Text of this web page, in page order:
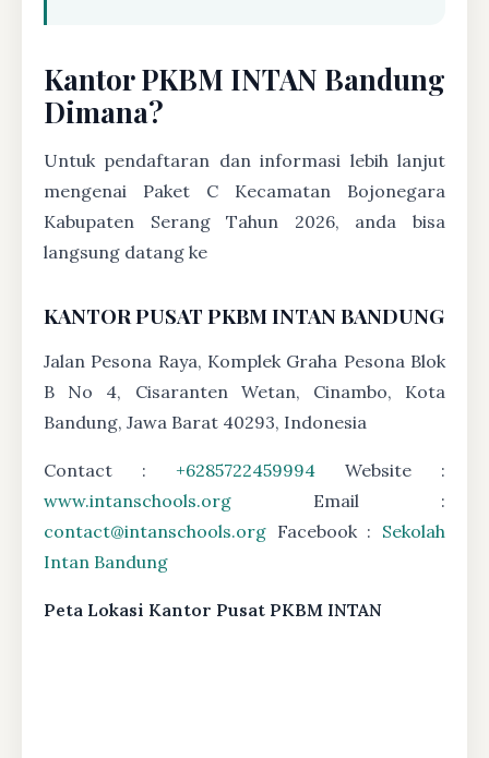
Kantor PKBM INTAN Bandung
Dimana?
Untuk pendaftaran dan informasi lebih lanjut
mengenai Paket C Kecamatan Bojonegara
Kabupaten Serang Tahun 2026, anda bisa
langsung datang ke
KANTOR PUSAT PKBM INTAN BANDUNG
Jalan Pesona Raya, Komplek Graha Pesona Blok
B No 4, Cisaranten Wetan, Cinambo, Kota
Bandung, Jawa Barat 40293, Indonesia
Contact : +6285722459994 Website :
www.intanschools.org Email :
contact@intanschools.org Facebook : Sekolah
Intan Bandung
Peta Lokasi Kantor Pusat PKBM INTAN